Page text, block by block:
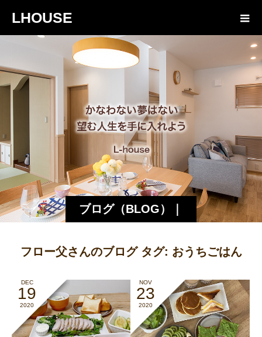
LHOUSE
ブログ（BLOG）｜
エルハウス
フロー父さんのブログ タグ: おうちごはん
DEC
19
2020
NOV
23
2020